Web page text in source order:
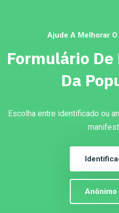
Ajude A Melhorar
Formulário
Da
Escolha entre identificado ou
Anônimo